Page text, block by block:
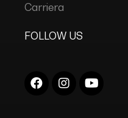
Carriera
FOLLOW US